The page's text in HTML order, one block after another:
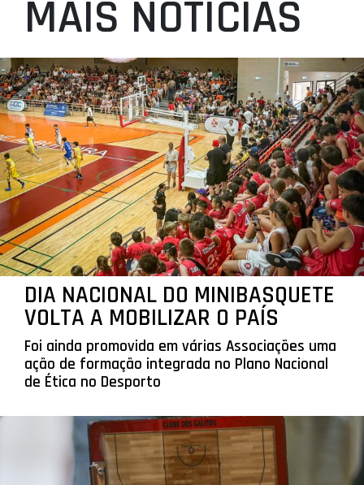
MAIS NOTÍCIAS
DIA NACIONAL DO MINIBASQUETE
VOLTA A MOBILIZAR O PAÍS
Foi ainda promovida em várias Associações uma
ação de formação integrada no Plano Nacional
de Ética no Desporto